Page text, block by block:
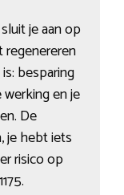
je aan op
besparing
en je
De
je hebt iets
risico op